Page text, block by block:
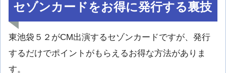
セゾンカードをお得に発行する裏技
東池袋５２がCM出演するセゾンカードですが、発行
するだけでポイントがもらえるお得な方法がありま
す。